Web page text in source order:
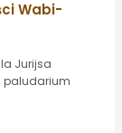
Wabi-
Jurijsa
paludarium